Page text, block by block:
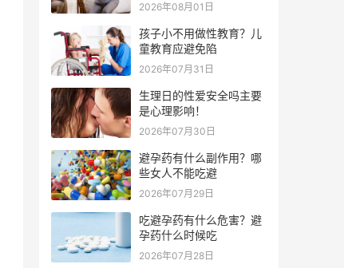
2026年08月01日
孩子小不用做性教育？儿
童教育应避免陷
2026年07月31日
生理日的性爱安全吗主要
是心理影响！
2026年07月30日
避孕药有什么副作用？哪
些女人不能吃避
2026年07月29日
吃避孕药有什么危害？避
孕药什么时候吃
2026年07月28日